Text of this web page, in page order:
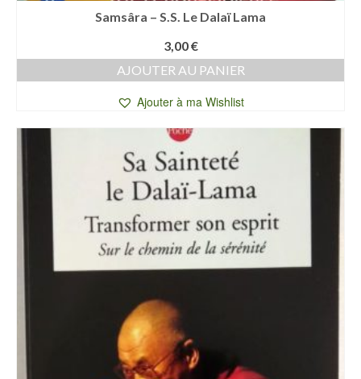
Samsâra – S.S. Le Dalaï Lama
3,00€
AJOUTER AU PANIER
Ajouter à ma Wishlist